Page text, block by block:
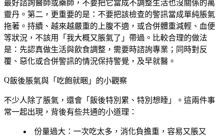
最好諮詢醫師或藥師，不要把它當成不調整生活也沒關係的萬
靈丹。第二，更重要的是： 不要把該檢查的警訊當成單純脹氣
拖著 。持續、越來越嚴重的上腹不適，或合併體重減輕、血便
等狀況，不該用「我大概又脹氣了」帶過。比較合理的做法
是：先認真做生活與飲食調整，需要時諮詢專業；同時對反
覆、惡化或合併警訊的情況保持警覺，及早就醫。
飯後脹氣與「吃飽就睏」的小觀察
不少人除了脹氣，還會「飯後特別累、特別想睡」。這兩件事
常一起出現，背後有些共通的小道理：
份量過大 ：一次吃太多，消化負擔重，容易又脹又